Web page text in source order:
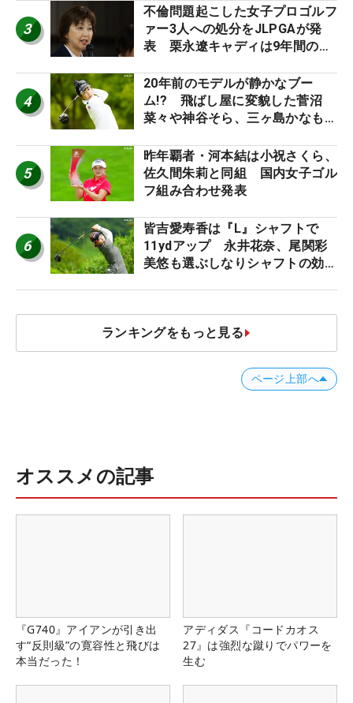
3
不倫問題起こした女子プロゴルフ
ァー3人への処分をJLPGAが発
表 栗永遼キャディは9年間の立
4
20年前のモデルが静かなブー
ム!? 飛ばし屋に変貌した菅沼
菜々や神谷そら、三ヶ島かなも使
ロたちの“飛ばしギア”】
5
昨年覇者・河本結は小祝さくら、
佐久間朱莉と同組 国内女子ゴル
フ組み合わせ発表
6
皆吉愛寿香は『L』シャフトで
11ydアップ 永井花奈、尾関彩
美悠も選ぶしなりシャフトの効果
ランキングをもっと見る
ページ上部へ
オススメの記事
『G740』アイアンが引き出
す“反則級”の寛容性と飛びは
本当だった！
アディダス『コードカオス
27』は強烈な蹴りでパワーを
生む